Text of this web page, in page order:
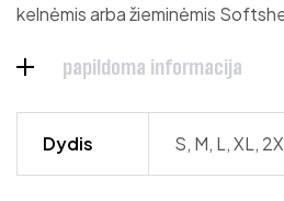
kelnėmis arba žieminėmis
papildoma informacija
Dydis S, M, L, XL,